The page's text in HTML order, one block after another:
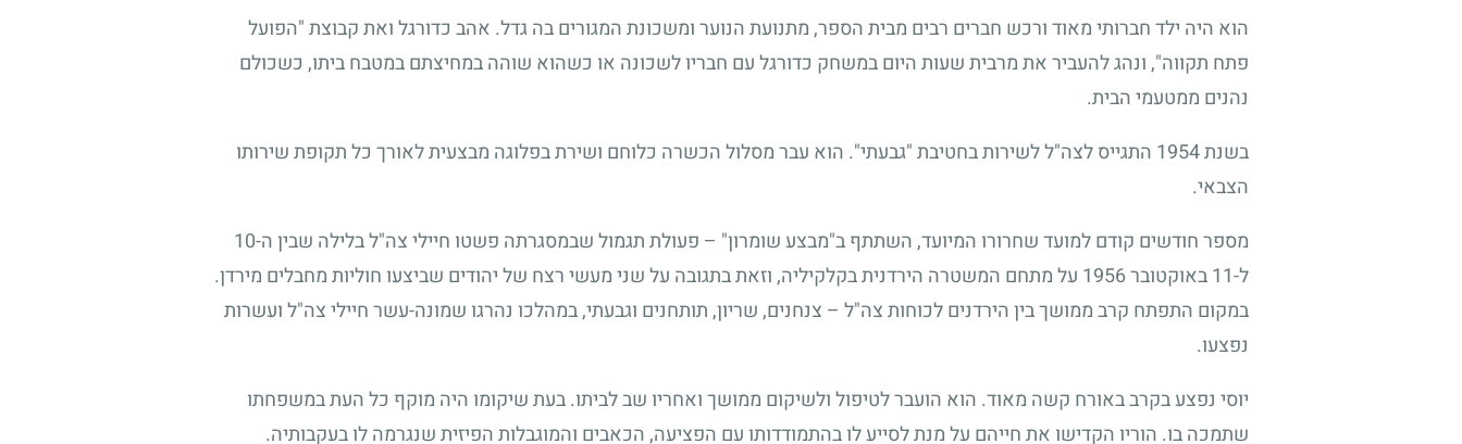
הוא היה ילד חברותי מאוד ורכש חברים רבים מבית הספר, מתנועת הנוער ומשכונת המגורים בה גדל. אהב כדורגל ואת קבוצת "הפועל
פתח תקווה", ונהג להעביר את מרבית שעות היום במשחק כדורגל עם חבריו לשכונה או כשהוא שוהה במחיצתם במטבח ביתו, כשכולם
נהנים ממטעמי הבית.
בשנת 1954 התגייס לצה"ל לשירות בחטיבת "גבעתי". הוא עבר מסלול הכשרה כלוחם ושירת בפלוגה מבצעית לאורך כל תקופת שירותו
הצבאי.
מספר חודשים קודם למועד שחרורו המיועד, השתתף ב"מבצע שומרון" – פעולת תגמול שבמסגרתה פשטו חיילי צה"ל בלילה שבין ה-10
ל-11 באוקטובר 1956 על מתחם המשטרה הירדנית בקלקיליה, וזאת בתגובה על שני מעשי רצח של יהודים שביצעו חוליות מחבלים מירדן.
במקום התפתח קרב ממושך בין הירדנים לכוחות צה"ל – צנחנים, שריון, תותחנים וגבעתי, במהלכו נהרגו שמונה-עשר חיילי צה"ל ועשרות
נפצעו.
יוסי נפצע בקרב באורח קשה מאוד. הוא הועבר לטיפול ולשיקום ממושך ואחריו שב לביתו. בעת שיקומו היה מוקף כל העת במשפחתו
שתמכה בו. הוריו הקדישו את חייהם על מנת לסייע לו בהתמודדותו עם הפציעה, הכאבים והמוגבלות הפיזית שנגרמה לו בעקבותיה.